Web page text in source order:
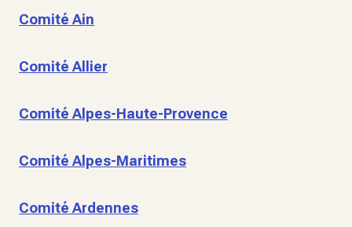
Comité Ain
Comité Allier
Comité Alpes-Haute-Provence
Comité Alpes-Maritimes
Comité Ardennes